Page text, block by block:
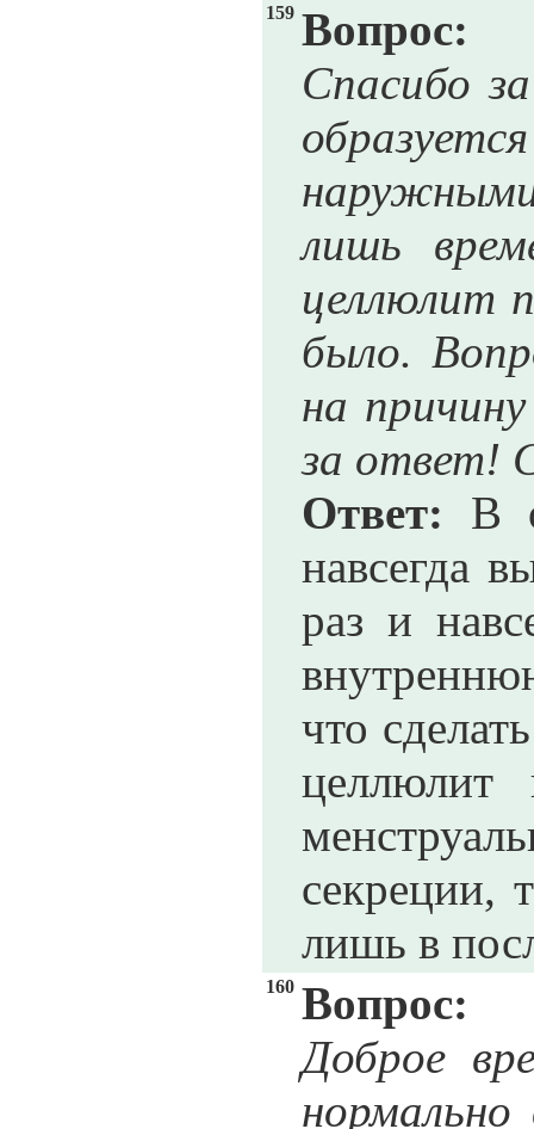
159 Вопрос:
Спасибо
лишь
целлюлит
было.
на
за ответ!
Ответ: В
навсегда
раз и
что
секреции,
лишь в
160 Вопрос:
Доброе